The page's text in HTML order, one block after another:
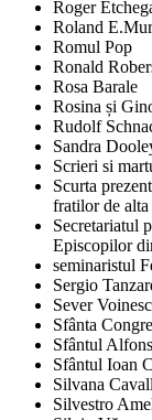
Roger
Roland
Romul Pop
Ronald
Rosa Barale
Rosina și
Rudolf
Sandra
Scrieri si
Scurta
fratilor de
Secretariatul
Episcopilor
seminaristul
Sergio
Sever
Sfânta
Sfântul
Sfântul Ioan
Silvana
Silvestro